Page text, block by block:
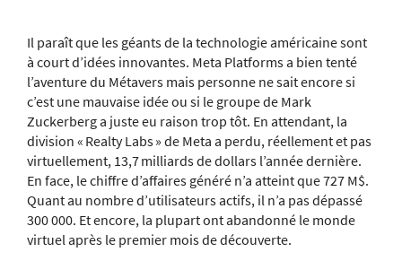
Il paraît que les géants de la technologie américaine sont
à court d’idées innovantes. Meta Platforms a bien tenté
l’aventure du Métavers mais personne ne sait encore si
c’est une mauvaise idée ou si le groupe de Mark
Zuckerberg a juste eu raison trop tôt. En attendant, la
division « Realty Labs » de Meta a perdu, réellement et pas
virtuellement, 13,7 milliards de dollars l’année dernière.
En face, le chiffre d’affaires généré n’a atteint que 727 M$.
Quant au nombre d’utilisateurs actifs, il n’a pas dépassé
300 000. Et encore, la plupart ont abandonné le monde
virtuel après le premier mois de découverte.